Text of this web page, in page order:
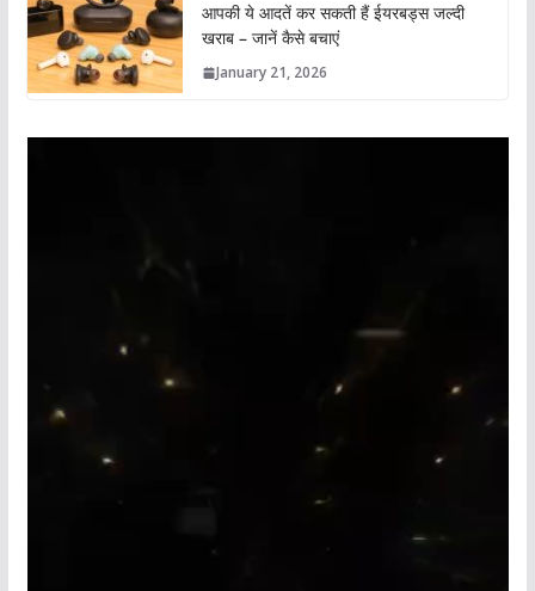
आपकी ये आदतें कर सकती हैं ईयरबड्स जल्दी
खराब – जानें कैसे बचाएं
January 21, 2026